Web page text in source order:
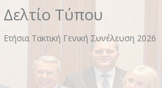
Δελτίο Τύπου
Ετήσια Τακτική Γενική Συνέλευση 2026